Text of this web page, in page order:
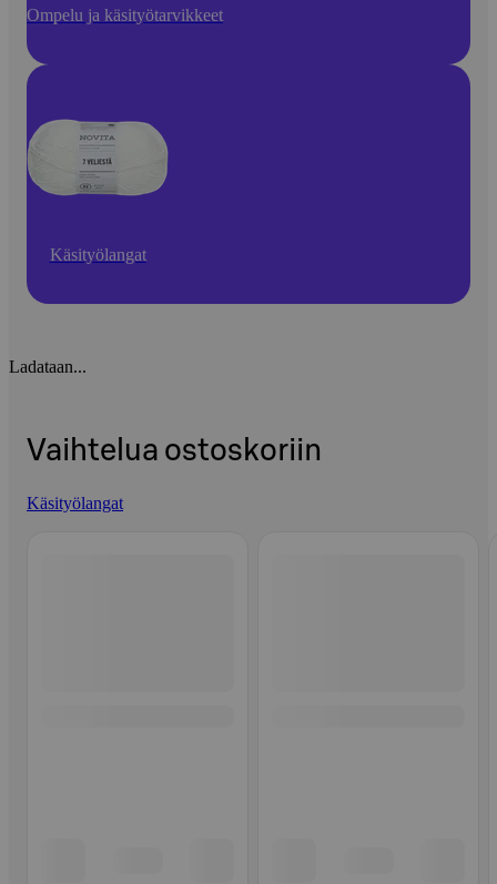
Ompelu ja käsityötarvikkeet
Käsityölangat
Ladataan...
Vaihtelua ostoskoriin
Käsityölangat